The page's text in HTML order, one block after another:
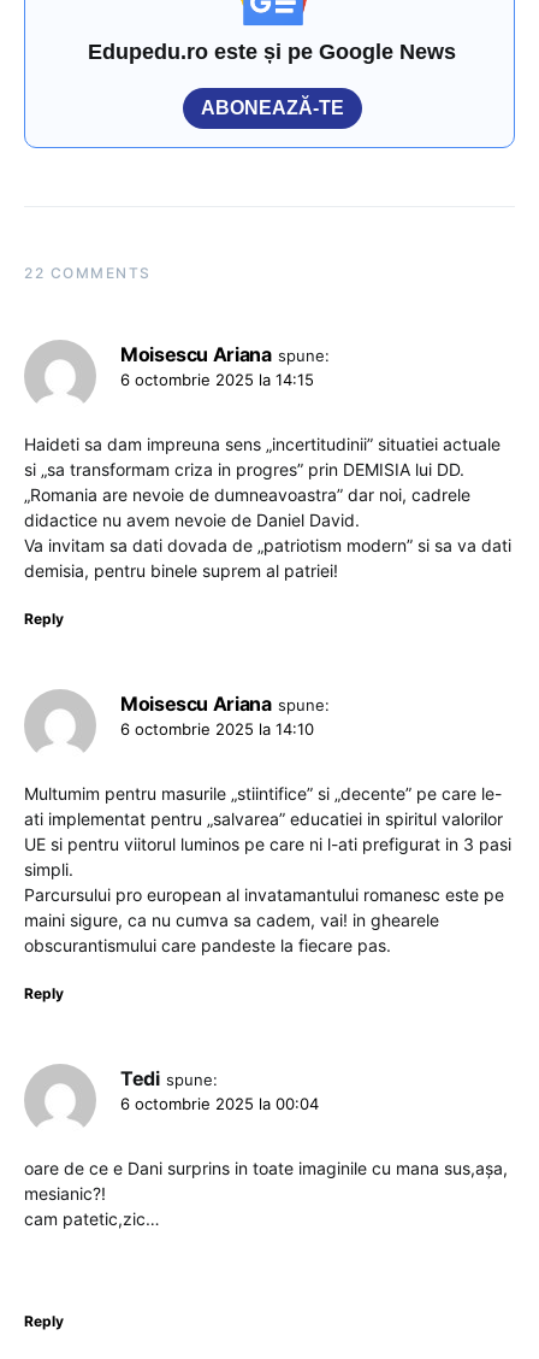
Edupedu.ro este și pe Google News
ABONEAZĂ-TE
22 COMMENTS
Moisescu Ariana spune:
6 octombrie 2025 la 14:15
Haideti sa dam impreuna sens „incertitudinii” situatiei actuale
si „sa transformam criza in progres” prin DEMISIA lui DD.
„Romania are nevoie de dumneavoastra” dar noi, cadrele
didactice nu avem nevoie de Daniel David.
Va invitam sa dati dovada de „patriotism modern” si sa va dati
demisia, pentru binele suprem al patriei!
Reply
Moisescu Ariana spune:
6 octombrie 2025 la 14:10
Multumim pentru masurile „stiintifice” si „decente” pe care le-
ati implementat pentru „salvarea” educatiei in spiritul valorilor
UE si pentru viitorul luminos pe care ni l-ati prefigurat in 3 pasi
simpli.
Parcursului pro european al invatamantului romanesc este pe
maini sigure, ca nu cumva sa cadem, vai! in ghearele
obscurantismului care pandeste la fiecare pas.
Reply
Tedi spune:
6 octombrie 2025 la 00:04
oare de ce e Dani surprins in toate imaginile cu mana sus,așa,
mesianic?!
cam patetic,zic…
Reply